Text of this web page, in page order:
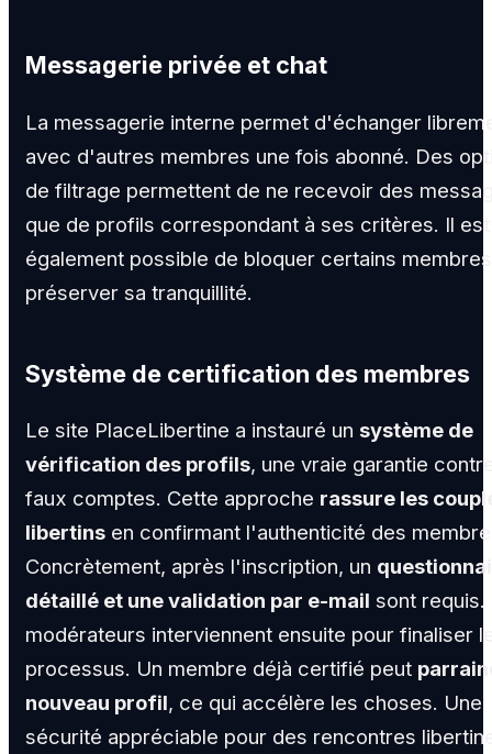
Messagerie privée et chat
La messagerie interne permet d'échanger
avec d'autres membres une fois abonné. Des
de filtrage permettent de ne recevoir des
que de profils correspondant à ses critères. Il est
également possible de bloquer certains
préserver sa tranquillité.
Système de certification des membres
Le site PlaceLibertine a instauré un système de
vérification des profils, une vraie garantie
faux comptes. Cette approche rassure les
libertins en confirmant l'authenticité des
Concrètement, après l'inscription, un
détaillé et une validation par e-mail sont requis.
modérateurs interviennent ensuite pour finaliser
processus. Un membre déjà certifié peut
nouveau profil, ce qui accélère les choses. Une
sécurité appréciable pour des rencontres